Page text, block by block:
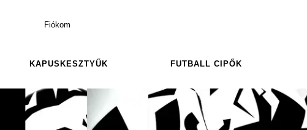
Fiókom
KAPUSKESZTYŰK FUTBALL CIPŐK